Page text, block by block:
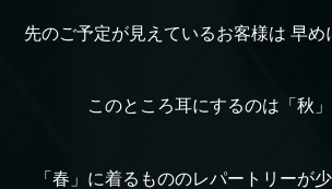
先のご予定が見えているお客様は 早め
このところ耳にするのは「秋
「春」に着るもののレパートリーが